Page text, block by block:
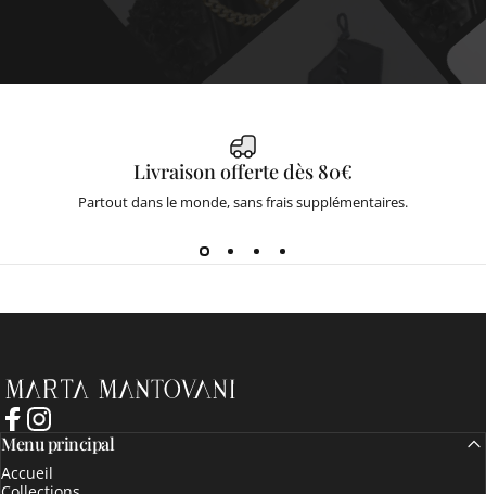
Livraison offerte dès 80€
Partout dans le monde, sans frais supplémentaires.
Marta Mantovani
Facebook
Instagram
Menu principal
Accueil